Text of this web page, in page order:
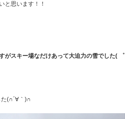
と思います！！
がスキー場なだけあって大迫力の雪でした( ゜
(∩´∀｀)∩